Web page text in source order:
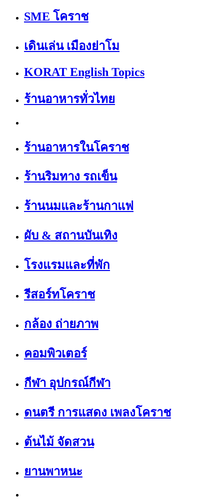
SME โคราช
เดินเล่น เมืองย่าโม
KORAT English Topics
ร้านอาหารทั่วไทย
ร้านอาหารในโคราช
ร้านริมทาง รถเข็น
ร้านนมและร้านกาแฟ
ผับ & สถานบันเทิง
โรงแรมและที่พัก
รีสอร์ทโคราช
กล้อง ถ่ายภาพ
คอมพิวเตอร์
กีฬา อุปกรณ์กีฬา
ดนตรี การแสดง เพลงโคราช
ต้นไม้ จัดสวน
ยานพาหนะ